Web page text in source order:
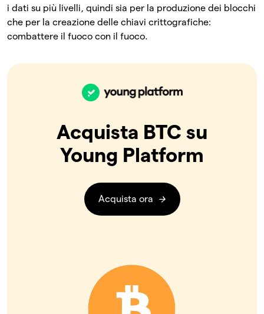
i dati su più livelli, quindi sia per la produzione dei blocchi
che per la creazione delle chiavi crittografiche:
combattere il fuoco con il fuoco.
Acquista BTC su
Young Platform
Acquista ora